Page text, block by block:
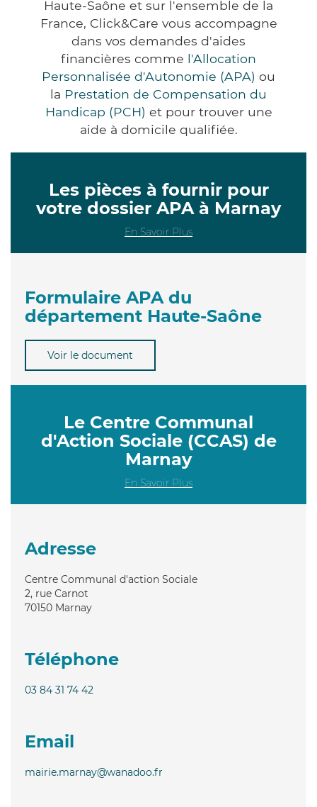
Haute-Saône et sur l'ensemble de la
France, Click&Care vous accompagne
dans vos demandes d'aides
financières comme l'Allocation
Personnalisée d'Autonomie (APA) ou
la Prestation de Compensation du
Handicap (PCH) et pour trouver une
aide à domicile qualifiée.
Les pièces à fournir pour
votre dossier APA à Marnay
En Savoir Plus
Formulaire APA du
département Haute-Saône
Voir le document
Le Centre Communal
d'Action Sociale (CCAS) de
Marnay
En Savoir Plus
Adresse
Centre Communal d'action Sociale
2, rue Carnot
70150 Marnay
Téléphone
03 84 31 74 42
Email
mairie.marnay@wanadoo.fr